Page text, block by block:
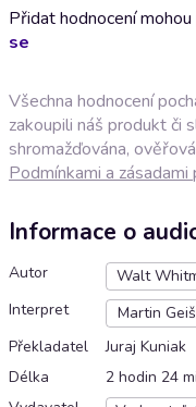
Přidat hodnocení
se
Všechna hodnocení
zakoupili náš produkt či
shromažďována,
Podmínkami a
Informace o
Autor
Walt
Interpret
Martin
Překladatel
Juraj Kuniak
Délka
2 hodin 24